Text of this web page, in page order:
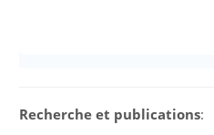
Recherche et publications: